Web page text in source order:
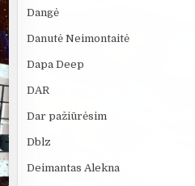
Dangė
Danutė Neimontaitė
Dapa Deep
DAR
Dar pažiūrėsim
Dblz
Deimantas Alekna